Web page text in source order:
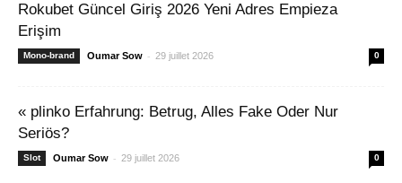
Rokubet Güncel Giriş 2026 Yeni Adres Empieza
Erişim
Mono-brand Oumar Sow - 29 juillet 2026 0
« plinko Erfahrung: Betrug, Alles Fake Oder Nur
Seriös?
Slot Oumar Sow - 29 juillet 2026 0